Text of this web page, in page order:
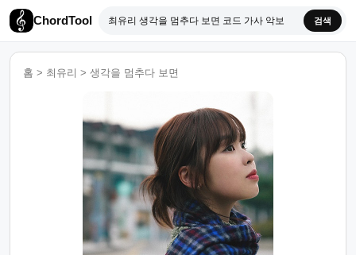
ChordTool 검색
홈 > 최유리 > 생각을 멈추다 보면